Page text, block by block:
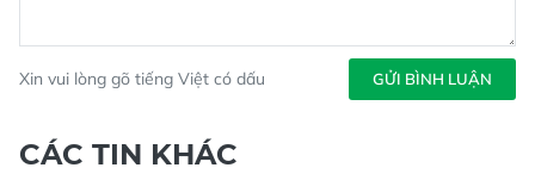
Xin vui lòng gõ tiếng Việt có dấu GỬI BÌNH LUẬN
CÁC TIN KHÁC